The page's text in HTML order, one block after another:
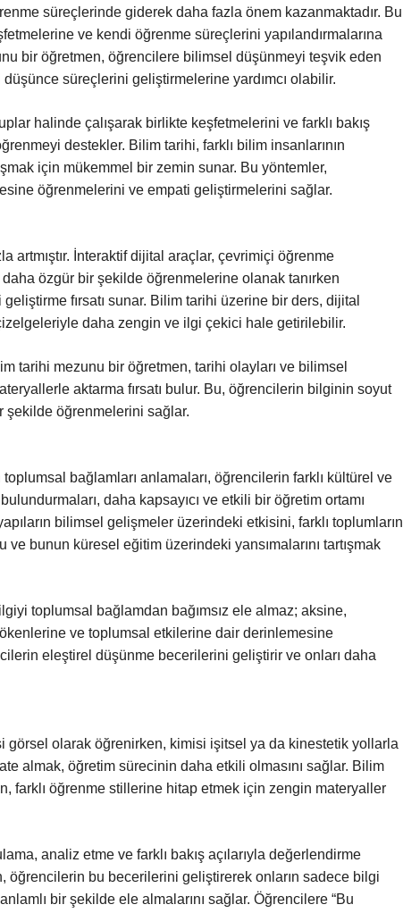
süreçlerinde giderek daha fazla önem kazanmaktadır. Bu
ve kendi öğrenme süreçlerini yapılandırmalarına
bir öğretmen, öğrencilere bilimsel düşünmeyi teşvik eden
süreçlerini geliştirmelerine yardımcı olabilir.
halinde çalışarak birlikte keşfetmelerini ve farklı bakış
destekler. Bilim tarihi, farklı bilim insanlarının
için mükemmel bir zemin sunar. Bu yöntemler,
öğrenmelerini ve empati geliştirmelerini sağlar.
artmıştır. İnteraktif dijital araçlar, çevrimiçi öğrenme
özgür bir şekilde öğrenmelerine olanak tanırken
fırsatı sunar. Bilim tarihi üzerine bir ders, dijital
daha zengin ve ilgi çekici hale getirilebilir.
tarihi mezunu bir öğretmen, tarihi olayları ve bilimsel
aktarma fırsatı bulur. Bu, öğrencilerin bilginin soyut
şekilde öğrenmelerini sağlar.
bağlamları anlamaları, öğrencilerin farklı kültürel ve
daha kapsayıcı ve etkili bir öğretim ortamı
bilimsel gelişmeler üzerindeki etkisini, farklı toplumların
bunun küresel eğitim üzerindeki yansımalarını tartışmak
toplumsal bağlamdan bağımsız ele almaz; aksine,
ve toplumsal etkilerine dair derinlemesine
eleştirel düşünme becerilerini geliştirir ve onları daha
görsel olarak öğrenirken, kimisi işitsel ya da kinestetik yollarla
almak, öğretim sürecinin daha etkili olmasını sağlar. Bilim
farklı öğrenme stillerine hitap etmek için zengin materyaller
analiz etme ve farklı bakış açılarıyla değerlendirme
öğrencilerin bu becerilerini geliştirerek onların sadece bilgi
bir şekilde ele almalarını sağlar. Öğrencilere “Bu